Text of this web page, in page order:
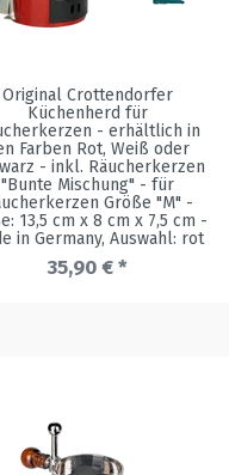
Original Crottendorfer
Küchenherd für
- erhältlich in
Farben Rot, Weiß oder
- inkl. Räucherkerzen
"Bunte Mischung" - für
Größe "M" -
13,5 cm x 8 cm x 7,5 cm -
in Germany, Auswahl: rot
35,90 € *